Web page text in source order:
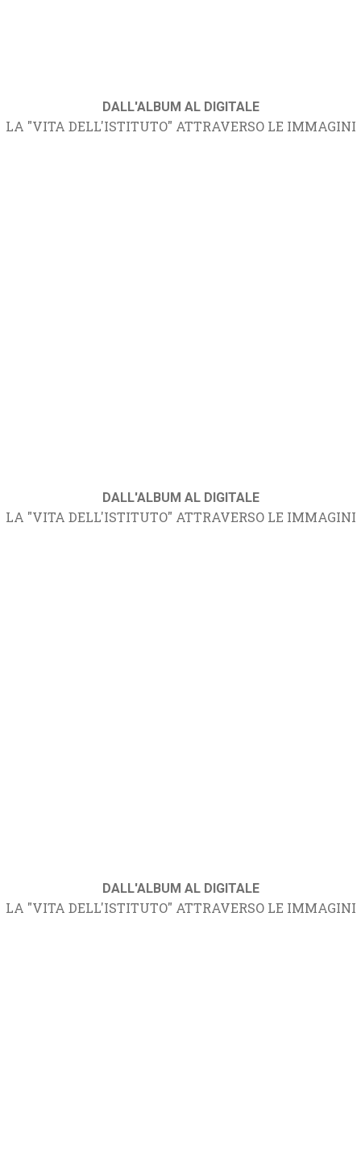
DALL'ALBUM AL DIGITALE
LA "VITA DELL'ISTITUTO" ATTRAVERSO LE IMMAGINI
DALL'ALBUM AL DIGITALE
LA "VITA DELL'ISTITUTO" ATTRAVERSO LE IMMAGINI
DALL'ALBUM AL DIGITALE
LA "VITA DELL'ISTITUTO" ATTRAVERSO LE IMMAGINI